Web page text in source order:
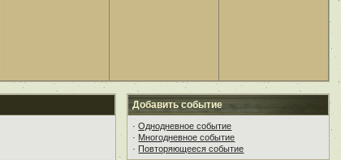
Добавить событие
·Однодневное событие
· Многодневное событие
· Повторяющееся событие